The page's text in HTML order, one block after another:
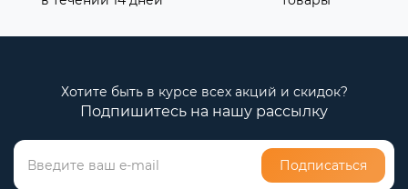
Хотите быть в курсе всех акций и скидок?
Подпишитесь на нашу рассылку
Подписаться